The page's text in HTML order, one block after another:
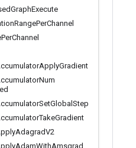
GraphExecute
RangePerChannel
PerChannel
ApplyGradient
Num
SetGlobal Step
TakeGradient
AdagradV2
AdamWithAmsgrad